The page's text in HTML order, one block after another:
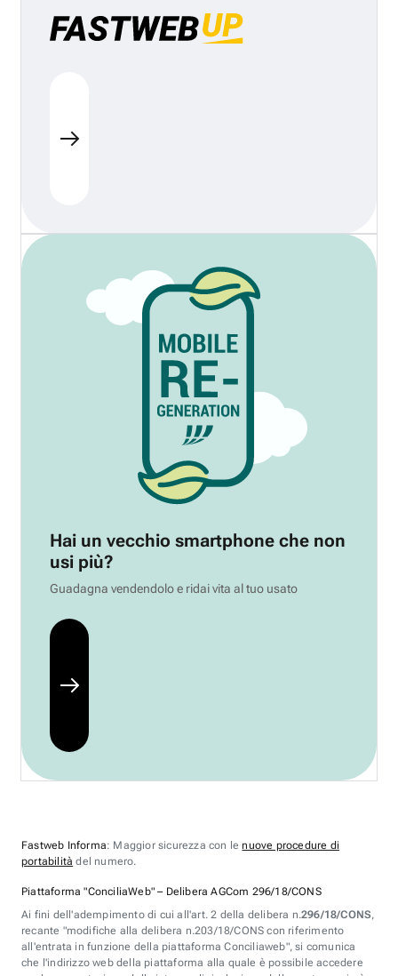
Hai un vecchio smartphone che non
usi più?
Guadagna vendendolo e ridai vita al tuo usato
Fastweb Informa: Maggior sicurezza con lenuove procedure di
portabilità del numero.
Piattaforma "ConciliaWeb" – Delibera AGCom 296/18/CONS
Ai fini dell'adempimento di cui all'art. 2 della delibera n.296/18/CONS,
recante "modifiche alla delibera n.203/18/CONS con riferimento
all'entrata in funzione della piattaforma Conciliaweb", si comunica
che l'indirizzo web della piattaforma alla quale è possibile accedere